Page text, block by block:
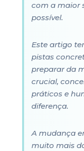
com a maior
possível.
Este artigo
pistas
preparar da
crucial,
práticos e
diferença.
A mudança
muito mais